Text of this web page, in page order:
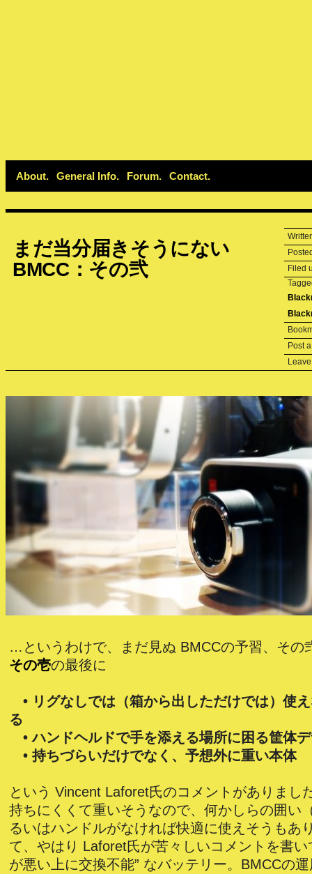
About General Info Forum Contact
まだ当分届きそうにない
BMCC：その弐
Filed
Post
…というわけで、まだ見ぬ BMCCの予習、その
その壱の最後に
• リグなしでは（箱から出しただけでは）使
る
• ハンドヘルドで手を添える場所に困る筐体
• 持ちづらいだけでなく、予想外に重い本体
という Vincent Laforet氏のコメントがありまし
持ちにくくて重いそうなので、何かしらの囲い
るいはハンドルがなければ快適に使えそうもあ
て、やはり Laforet氏が苦々しいコメントを書い
が悪い上に交換不能” なバッテリー。BMCCの